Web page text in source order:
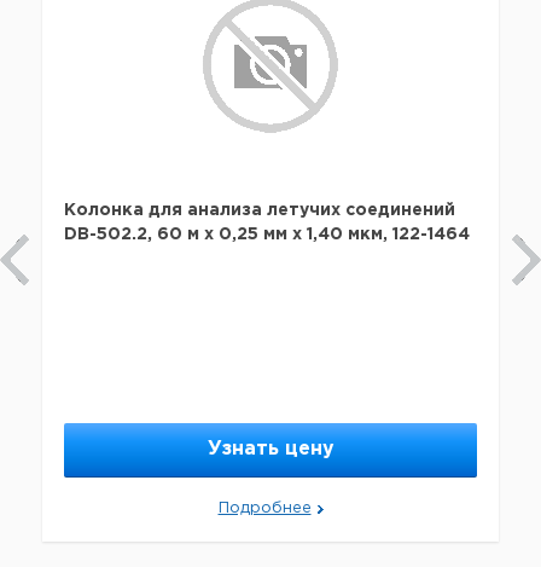
Колонка для анализа летучих соединений
DB-502.2, 60 м х 0,25 мм х 1,40 мкм, 122-1464
Узнать цену
Подробнее